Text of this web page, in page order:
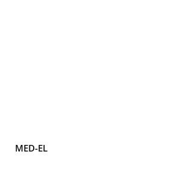
MED-EL